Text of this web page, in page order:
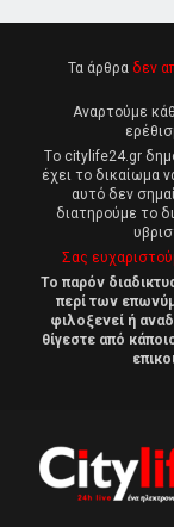
Τα άρθρα δεν
Αναρτούμε
Tο citylife24.gr
έχει το δικαίωμα
αυτό δεν
διατηρούμε το
Σας
Το παρόν
περί των
φιλοξενεί ή
θίγεστε από